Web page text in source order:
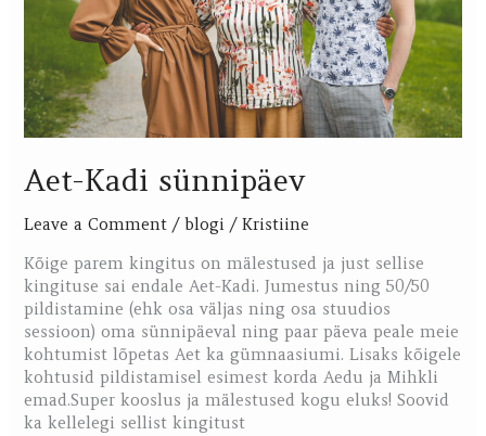
Aet-Kadi sünnipäev
Leave a Comment / blogi /Kristiine
Kõige parem kingitus on mälestused ja just sellise
kingituse sai endale Aet-Kadi. Jumestus ning 50/50
pildistamine (ehk osa väljas ning osa stuudios
sessioon) oma sünnipäeval ning paar päeva peale meie
kohtumist lõpetas Aet ka gümnaasiumi. Lisaks kõigele
kohtusid pildistamisel esimest korda Aedu ja Mihkli
emad.Super kooslus ja mälestused kogu eluks! Soovid
ka kellelegi sellist kingitust